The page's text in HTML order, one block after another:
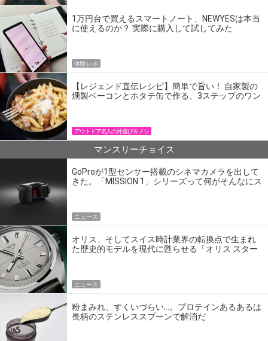
1万円台で買えるスマートノート、NEWYESは本当
に使えるのか？ 実際に購入して試してみた
体験レポ
【レジェンド直伝レシピ】簡単で旨い！ 自家製の
燻製ベーコンとホタテ缶で作る、3ステップのワン
アウトドア名人の外遊び＆メシ
マンスリーチョイス
GoProが1型センサー搭載のシネマカメラを出して
きた。「MISSION 1」シリーズって何がそんなにス
ニュース
オリス、そしてスイス時計業界の転換点で生まれ
た歴史的モデルを現代に甦らせる「オリス スター
ニュース
粉まみれ、すくいづらい…。プロテインあるあるは
長柄のステンレススプーンで解消だ